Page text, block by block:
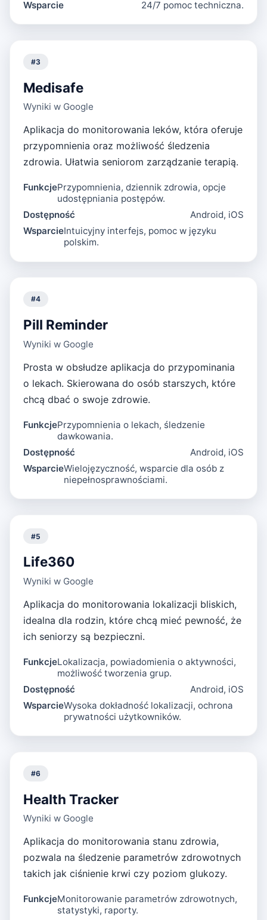
Wsparcie
24/7 pomoc techniczna.
#3
Medisafe
Wyniki w Google
Aplikacja do monitorowania leków, która oferuje
przypomnienia oraz możliwość śledzenia
zdrowia. Ułatwia seniorom zarządzanie terapią.
FunkcjePrzypomnienia, dziennik zdrowia, opcje
udostępniania postępów.
Dostępność
Android, iOS
WsparcieIntuicyjny interfejs, pomoc w języku
polskim.
#4
Pill Reminder
Wyniki w Google
Prosta w obsłudze aplikacja do przypominania
o lekach. Skierowana do osób starszych, które
chcą dbać o swoje zdrowie.
FunkcjePrzypomnienia o lekach, śledzenie
dawkowania.
Dostępność
Android, iOS
WsparcieWielojęzyczność, wsparcie dla osób z
niepełnosprawnościami.
#5
Life360
Wyniki w Google
Aplikacja do monitorowania lokalizacji bliskich,
idealna dla rodzin, które chcą mieć pewność, że
ich seniorzy są bezpieczni.
FunkcjeLokalizacja, powiadomienia o aktywności,
możliwość tworzenia grup.
Dostępność
Android, iOS
WsparcieWysoka dokładność lokalizacji, ochrona
prywatności użytkowników.
#6
Health Tracker
Wyniki w Google
Aplikacja do monitorowania stanu zdrowia,
pozwala na śledzenie parametrów zdrowotnych
takich jak ciśnienie krwi czy poziom glukozy.
FunkcjeMonitorowanie parametrów zdrowotnych,
statystyki, raporty.